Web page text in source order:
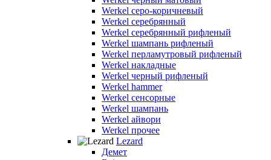
Werkel серо-коричневый
Werkel серебрянный
Werkel серебрянный рифленый
Werkel шампань рифленый
Werkel перламутровый рифленый
Werkel накладные
Werkel черный рифленый
Werkel hammer
Werkel сенсорные
Werkel шампань
Werkel айвори
Werkel прочее
Lezard
Демет